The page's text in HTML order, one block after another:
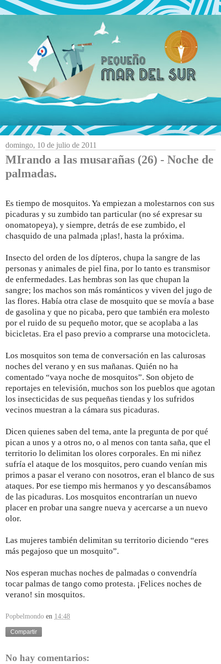
domingo, 10 de julio de 2011
MIrando a las musarañas (26) - Noche de
palmadas.
Es tiempo de mosquitos. Ya empiezan a molestarnos con sus
picaduras y su zumbido tan particular (no sé expresar su
onomatopeya), y siempre, detrás de ese zumbido, el
chasquido de una palmada ¡plas!, hasta la próxima.
Insecto del orden de los dípteros, chupa la sangre de las
personas y animales de piel fina, por lo tanto es transmisor
de enfermedades. Las hembras son las que chupan la
sangre; los machos son más románticos y viven del jugo de
las flores. Había otra clase de mosquito que se movía a base
de gasolina y que no picaba, pero que también era molesto
por el ruido de su pequeño motor, que se acoplaba a las
bicicletas. Era el paso previo a comprarse una motocicleta.
Los mosquitos son tema de conversación en las calurosas
noches del verano y en sus mañanas. Quién no ha
comentado “vaya noche de mosquitos”. Son objeto de
reportajes en televisión, muchos son los pueblos que agotan
los insecticidas de sus pequeñas tiendas y los sufridos
vecinos muestran a la cámara sus picaduras.
Dicen quienes saben del tema, ante la pregunta de por qué
pican a unos y a otros no, o al menos con tanta saña, que el
territorio lo delimitan los olores corporales. En mi niñez
sufría el ataque de los mosquitos, pero cuando venían mis
primos a pasar el verano con nosotros, eran el blanco de sus
ataques. Por ese tiempo mis hermanos y yo descansábamos
de las picaduras. Los mosquitos encontrarían un nuevo
placer en probar una sangre nueva y acercarse a un nuevo
olor.
Las mujeres también delimitan su territorio diciendo “eres
más pegajoso que un mosquito”.
Nos esperan muchas noches de palmadas o convendría
tocar palmas de tango como protesta. ¡Felices noches de
verano! sin mosquitos.
Popbelmondo en 14:48
Compartir
No hay comentarios: